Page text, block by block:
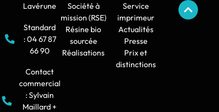
Lavérune
Standard
: 04 67 87
66 90
Contact
commercial
: Sylvain
Maillard +
Société à
mission (RSE)
Résine bio
sourcée
Réalisations
Service
imprimeur
Actualités
Presse
Prix et
distinctions